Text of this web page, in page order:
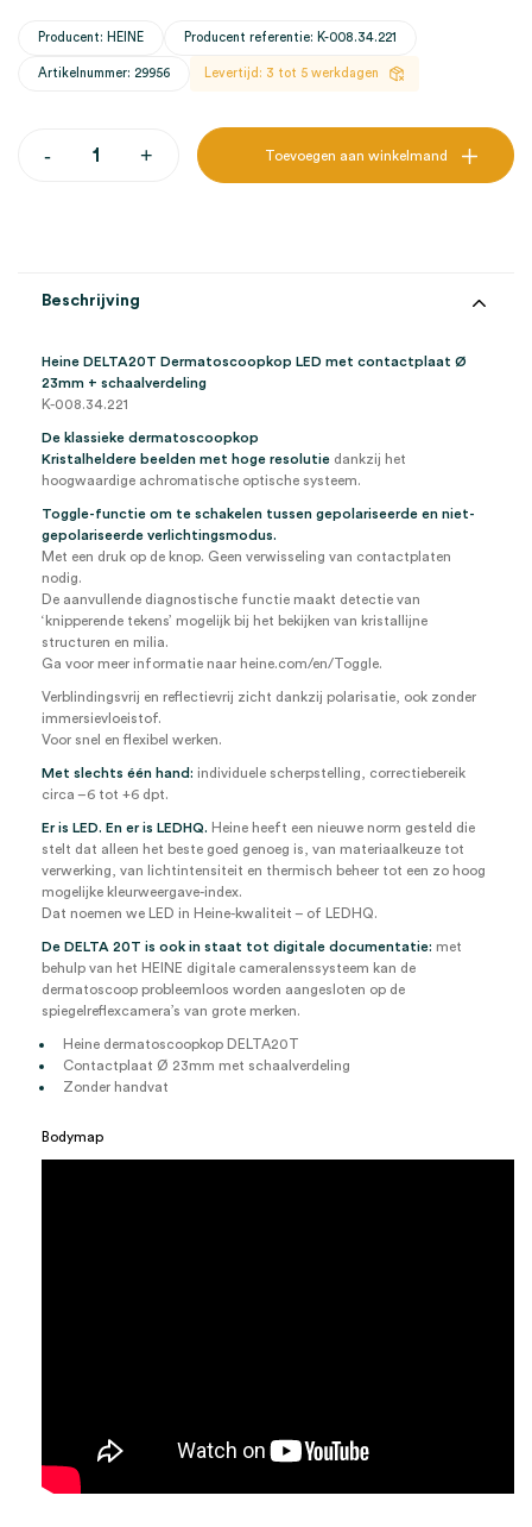
Producent: HEINE Producent referentie: K-008.34.221
Artikelnummer: 29956 Levertijd: 3 tot 5 werkdagen
-
23mm
(set)
aantal
+ Toevoegen aan winkelmand
Beschrijving
Heine DELTA20T Dermatoscoopkop LED met contactplaat Ø
23mm + schaalverdeling
K-008.34.221
De klassieke dermatoscoopkop
Kristalheldere beelden met hoge resolutie dankzij het
hoogwaardige achromatische optische systeem.
Toggle-functie om te schakelen tussen gepolariseerde en niet-
gepolariseerde verlichtingsmodus.
Met een druk op de knop. Geen verwisseling van contactplaten
nodig.
De aanvullende diagnostische functie maakt detectie van
‘knipperende tekens’ mogelijk bij het bekijken van kristallijne
structuren en milia.
Ga voor meer informatie naar heine.com/en/Toggle.
Verblindingsvrij en reflectievrij zicht dankzij polarisatie, ook zonder
immersievloeistof.
Voor snel en flexibel werken.
Met slechts één hand: individuele scherpstelling, correctiebereik
circa –6 tot +6 dpt.
Er is LED. En er is LEDHQ. Heine heeft een nieuwe norm gesteld die
stelt dat alleen het beste goed genoeg is, van materiaalkeuze tot
verwerking, van lichtintensiteit en thermisch beheer tot een zo hoog
mogelijke kleurweergave-index.
Dat noemen we LED in Heine-kwaliteit – of LEDHQ.
De DELTA 20T is ook in staat tot digitale documentatie: met
behulp van het HEINE digitale cameralenssysteem kan de
dermatoscoop probleemloos worden aangesloten op de
spiegelreflexcamera’s van grote merken.
Heine dermatoscoopkop DELTA20T
Contactplaat Ø 23mm met schaalverdeling
Zonder handvat
Bodymap